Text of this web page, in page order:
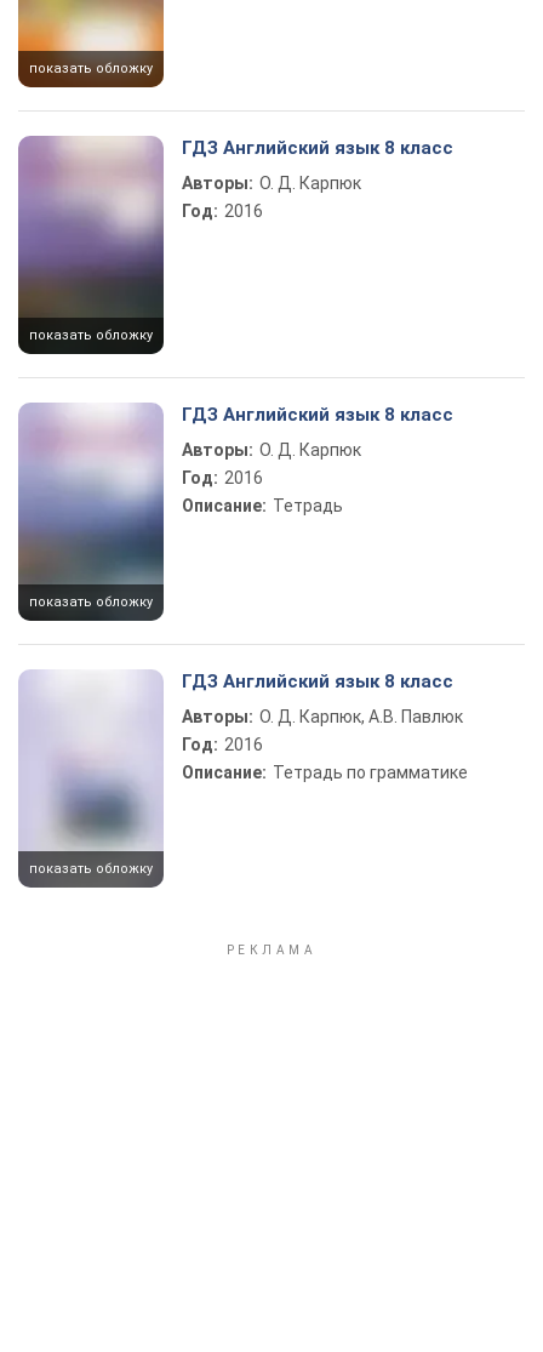
показать обложку
показать обложку
ГДЗ Английский язык 8 класс
Авторы: О. Д. Карпюк
Год: 2016
показать обложку
ГДЗ Английский язык 8 класс
Авторы: О. Д. Карпюк
Год: 2016
Описание: Тетрадь
показать обложку
ГДЗ Английский язык 8 класс
Авторы: О. Д. Карпюк, А.В. Павлюк
Год: 2016
Описание: Тетрадь по грамматике